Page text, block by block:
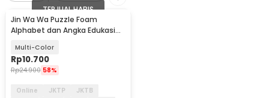
TERJUAL HABIS
Jin Wa Wa Puzzle Foam
Alphabet dan Angka Edukasi
Multi-Color
Rp10.700
Rp24.900 58%
Online JKTP
JKTB